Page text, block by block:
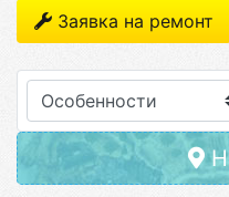
Заявка на ремонт
Особенности